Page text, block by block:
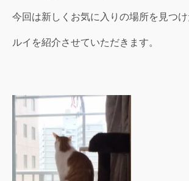
今回は新しくお気に入りの場所を見つ
ルイを紹介させていただきます。